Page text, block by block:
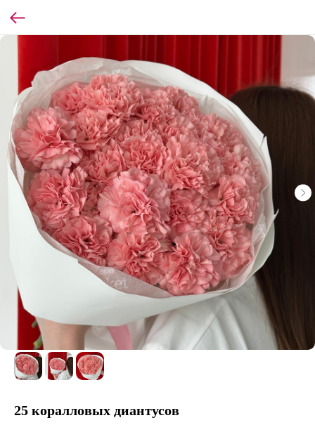
25 коралловых диантусов